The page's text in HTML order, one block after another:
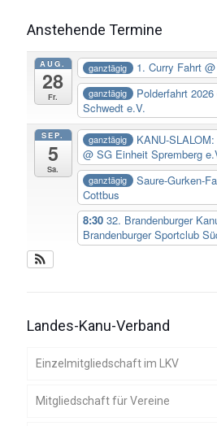
Anstehende Termine
AUG.
28
Fr.
ganztägig 1. Curry Fahrt
ganztägig Polderfahrt 2026
Schwedt e.V.
SEP.
5
Sa.
ganztägig
KANU-
@ SG Einheit Spremberg
ganztägig Saure-Gurken-
Cottbus
8:30 32. Brandenburger
Brandenburger Sportclub
Landes-Kanu-Verband
Einzelmitgliedschaft im LKV
Mitgliedschaft für Vereine